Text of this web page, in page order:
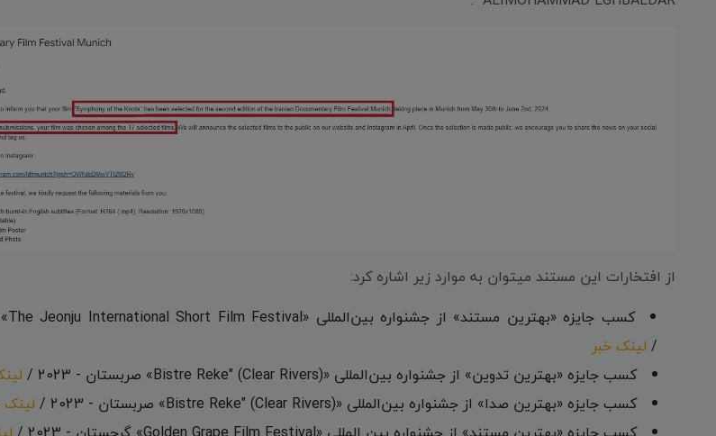
از افتخارات این مستند میتوان به موارد زیر اشاره کرد:
/ لینک خبر
کسب جایزه «بهترین تدوین» از جشنواره بین‌المللی «Bistre Reke" (Clear Rivers)» صربستان - 2023 /
کسب جایزه «بهترین صدا» از جشنواره بین‌المللی «Bistre Reke" (Clear Rivers)» صربستان - 2023 /
لینک